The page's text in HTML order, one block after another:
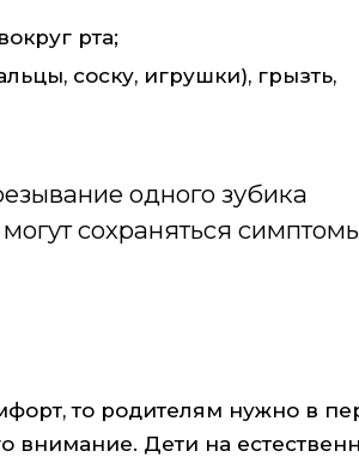
рта;
соску, игрушки), грызть,
одного зубика
сохраняться
то родителям нужно в
внимание. Дети на